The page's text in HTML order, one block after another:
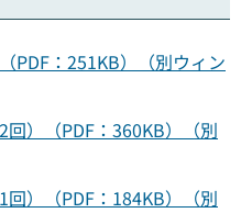
PDF：251KB）（別ウィン
）（PDF：360KB）（別
）（PDF：184KB）（別